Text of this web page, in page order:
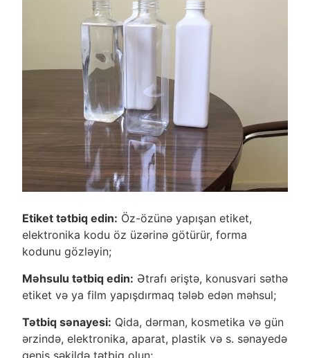
Etiket tətbiq edin: Öz-özünə yapışan etiket,
elektronika kodu öz üzərinə götürür, forma
kodunu gözləyin;
Məhsulu tətbiq edin: Ətrafı əriştə, konusvari səthə
etiket və ya film yapışdırmaq tələb edən məhsul;
Tətbiq sənayesi: Qida, dərman, kosmetika və gün
ərzində, elektronika, aparat, plastik və s. sənayedə